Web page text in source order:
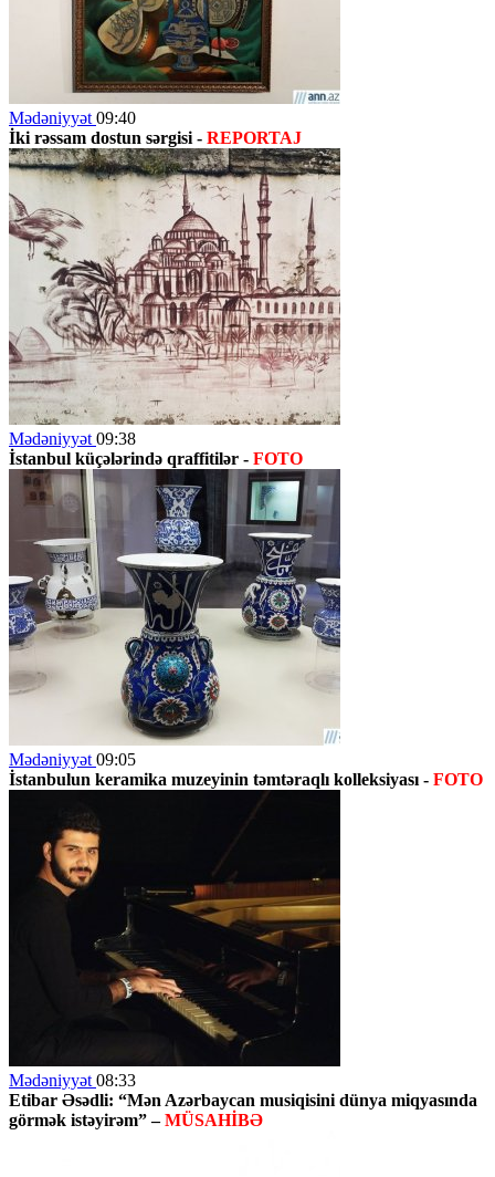
Mədəniyyət 09:40
İki rəssam dostun sərgisi - REPORTAJ
Mədəniyyət 09:38
İstanbul küçələrində qraffitilər - FOTO
Mədəniyyət 09:05
İstanbulun keramika muzeyinin təmtəraqlı kolleksiyası - FOTO
Mədəniyyət 08:33
Etibar Əsədli: “Mən Azərbaycan musiqisini dünya miqyasında
görmək istəyirəm” –MÜSAHİBƏ